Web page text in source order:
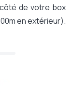
de votre box
en extérieur).